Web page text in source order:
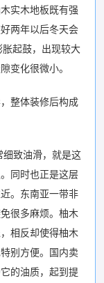
实木地板既有强
两年以后冬天会
起鼓，出现较大
变化很微小。
整体装修后构成
致油滑，就是这
同时也正是这层
。东南亚一带非
很多麻烦。柚木
相反却使得柚木
别方便。国内卖
的油质，起到提